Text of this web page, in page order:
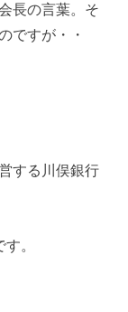
長の言葉。そ
ですが・・
する川俣銀行
。